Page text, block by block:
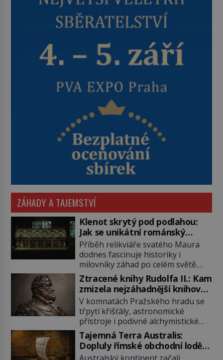
ZÁHADY A TAJEMSTVÍ
Klenot skrytý pod podlahou:
Jak se unikátní románský
poklad dostal do zapadlého
Bečova?
Příběh relikviáře svatého Maura
dodnes fascinuje historiky i
milovníky záhad po celém světě.
Tato románská zlatnická památka
ze 13. století je po českých
korunovačních klenotech druhým
nejcennějším movitým majetkem v
České republice. Přestože byl
klenot v roce 1985 po dramatickém
pátrání kriminalistů úspěšně
nalezen, jeho minulost stále
obestírá hustá mlha. Otázky, jak
Ztracené knihy Rudolfa II.: Kam
zmizela nejzáhadnější knihovna
Evropy?
V komnatách Pražského hradu se
třpytí křišťály, astronomické
přístroje i podivné alchymistické
rukopisy. Císař Rudolf II.
shromažďuje vše, co souvisí s
tajemstvím přírody, hvězd i
Tajemná Terra Australis:
Dopluly římské obchodní lodě
až do Austrálie?